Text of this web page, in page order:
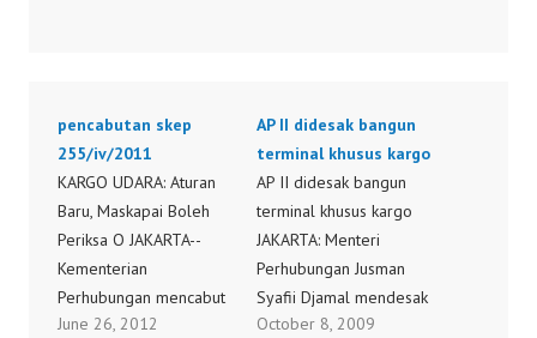
pencabutan skep
255/iv/2011
KARGO UDARA: Aturan
Baru, Maskapai Boleh
Periksa O JAKARTA--
Kementerian
Perhubungan mencabut
peraturan No. SKEP
June 26, 2012
AP II didesak bangun
terminal khusus kargo
AP II didesak bangun
terminal khusus kargo
JAKARTA: Menteri
Perhubungan Jusman
Syafii Djamal mendesak
PT Angkasa Pura (AP) II
October 8, 2009